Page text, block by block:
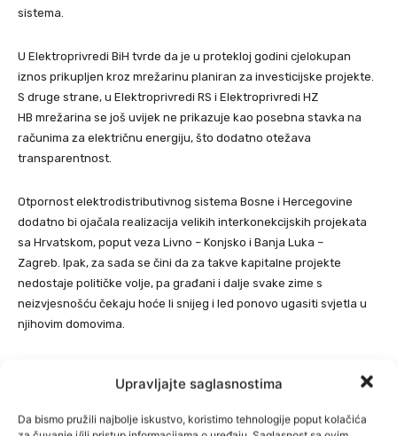
Upravljajte saglasnostima
Da bismo pružili najbolje iskustvo, koristimo tehnologije poput kolačića
sistema.
U Elektroprivredi BiH tvrde da je u protekloj godini cjelokupan
iznos prikupljen kroz mrežarinu planiran za investicijske projekte.
S druge strane, u Elektroprivredi RS i Elektroprivredi HZ
HB mrežarina se još uvijek ne prikazuje kao posebna stavka na
računima za električnu energiju, što dodatno otežava
transparentnost.
Otpornost elektrodistributivnog sistema Bosne i Hercegovine
dodatno bi ojačala realizacija velikih interkonekcijskih projekata
sa Hrvatskom, poput veza Livno – Konjsko i Banja Luka –
Zagreb. Ipak, za sada se čini da za takve kapitalne projekte
nedostaje političke volje, pa građani i dalje svake zime s
neizvjesnošću čekaju hoće li snijeg i led ponovo ugasiti svjetla u
njihovim domovima.